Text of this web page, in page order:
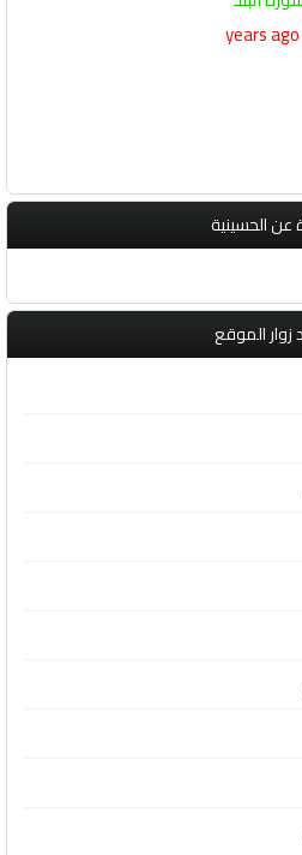
عن الحسينية
زوار الموقع